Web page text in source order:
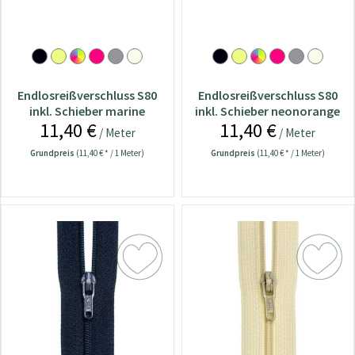
Endlosreißverschluss S80
inkl. Schieber marine
11,40 €/ Meter
Grundpreis (11,40 € * / 1 Meter)
Endlosreißverschluss S80
inkl. Schieber neonorange
11,40 € / Meter
Grundpreis (11,40 € * / 1 Meter)